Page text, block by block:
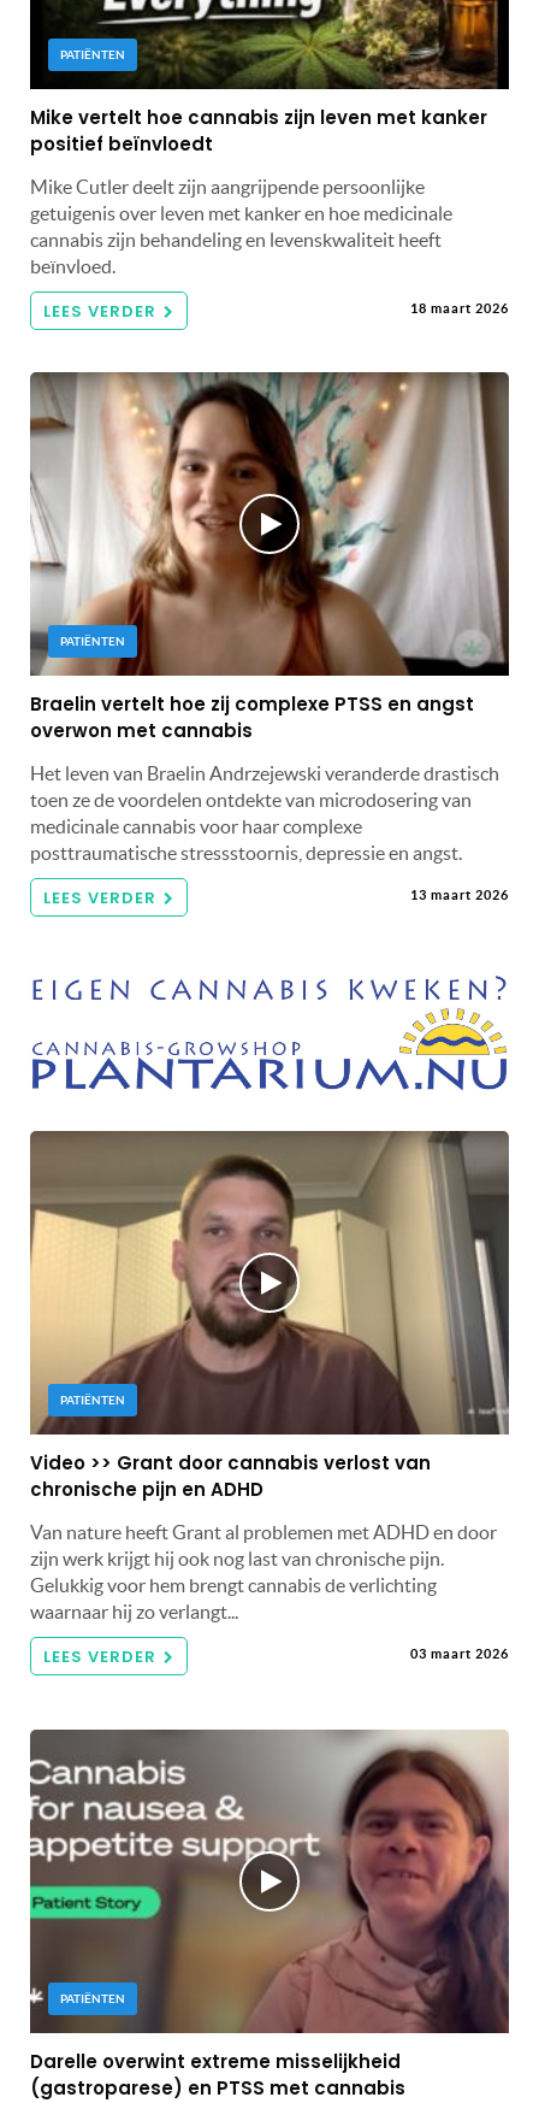
PATIËNTEN
Mike vertelt hoe cannabis zijn leven met kanker
positief beïnvloedt
Mike Cutler deelt zijn aangrijpende persoonlijke
getuigenis over leven met kanker en hoe medicinale
cannabis zijn behandeling en levenskwaliteit heeft
beïnvloed.
LEES VERDER 18 maart 2026
PATIËNTEN
Braelin vertelt hoe zij complexe PTSS en angst
overwon met cannabis
Het leven van Braelin Andrzejewski veranderde drastisch
toen ze de voordelen ontdekte van microdosering van
medicinale cannabis voor haar complexe
posttraumatische stressstoornis, depressie en angst.
LEES VERDER 13 maart 2026
PATIËNTEN
Video >> Grant door cannabis verlost van
chronische pijn en ADHD
Van nature heeft Grant al problemen met ADHD en door
zijn werk krijgt hij ook nog last van chronische pijn.
Gelukkig voor hem brengt cannabis de verlichting
waarnaar hij zo verlangt...
LEES VERDER 03 maart 2026
PATIËNTEN
Darelle overwint extreme misselijkheid
(gastroparese) en PTSS met cannabis